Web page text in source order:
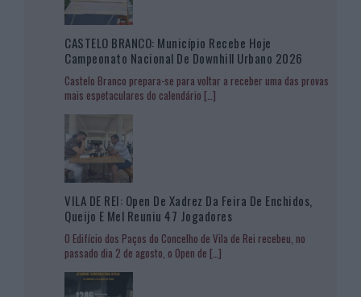
CASTELO BRANCO: Município Recebe Hoje
Campeonato Nacional De Downhill Urbano 2026
Castelo Branco prepara-se para voltar a receber uma das provas
mais espetaculares do calendário […]
VILA DE REI: Open De Xadrez Da Feira De Enchidos,
Queijo E Mel Reuniu 47 Jogadores
O Edifício dos Paços do Concelho de Vila de Rei recebeu, no
passado dia 2 de agosto, o Open de […]